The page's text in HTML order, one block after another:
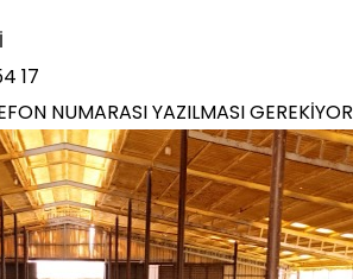
17
NUMARASI YAZILMASI GEREKİYOR